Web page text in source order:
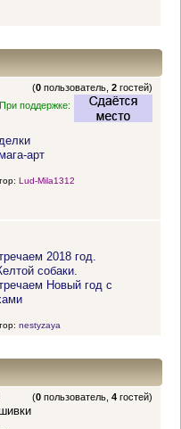
(0 пользователь,2 гостей)
При поддержке:
арт
Lud-Mila1312
2018 год.
собаки.
Новый год с
nestyzaya
(0 пользователь,4 гостей)